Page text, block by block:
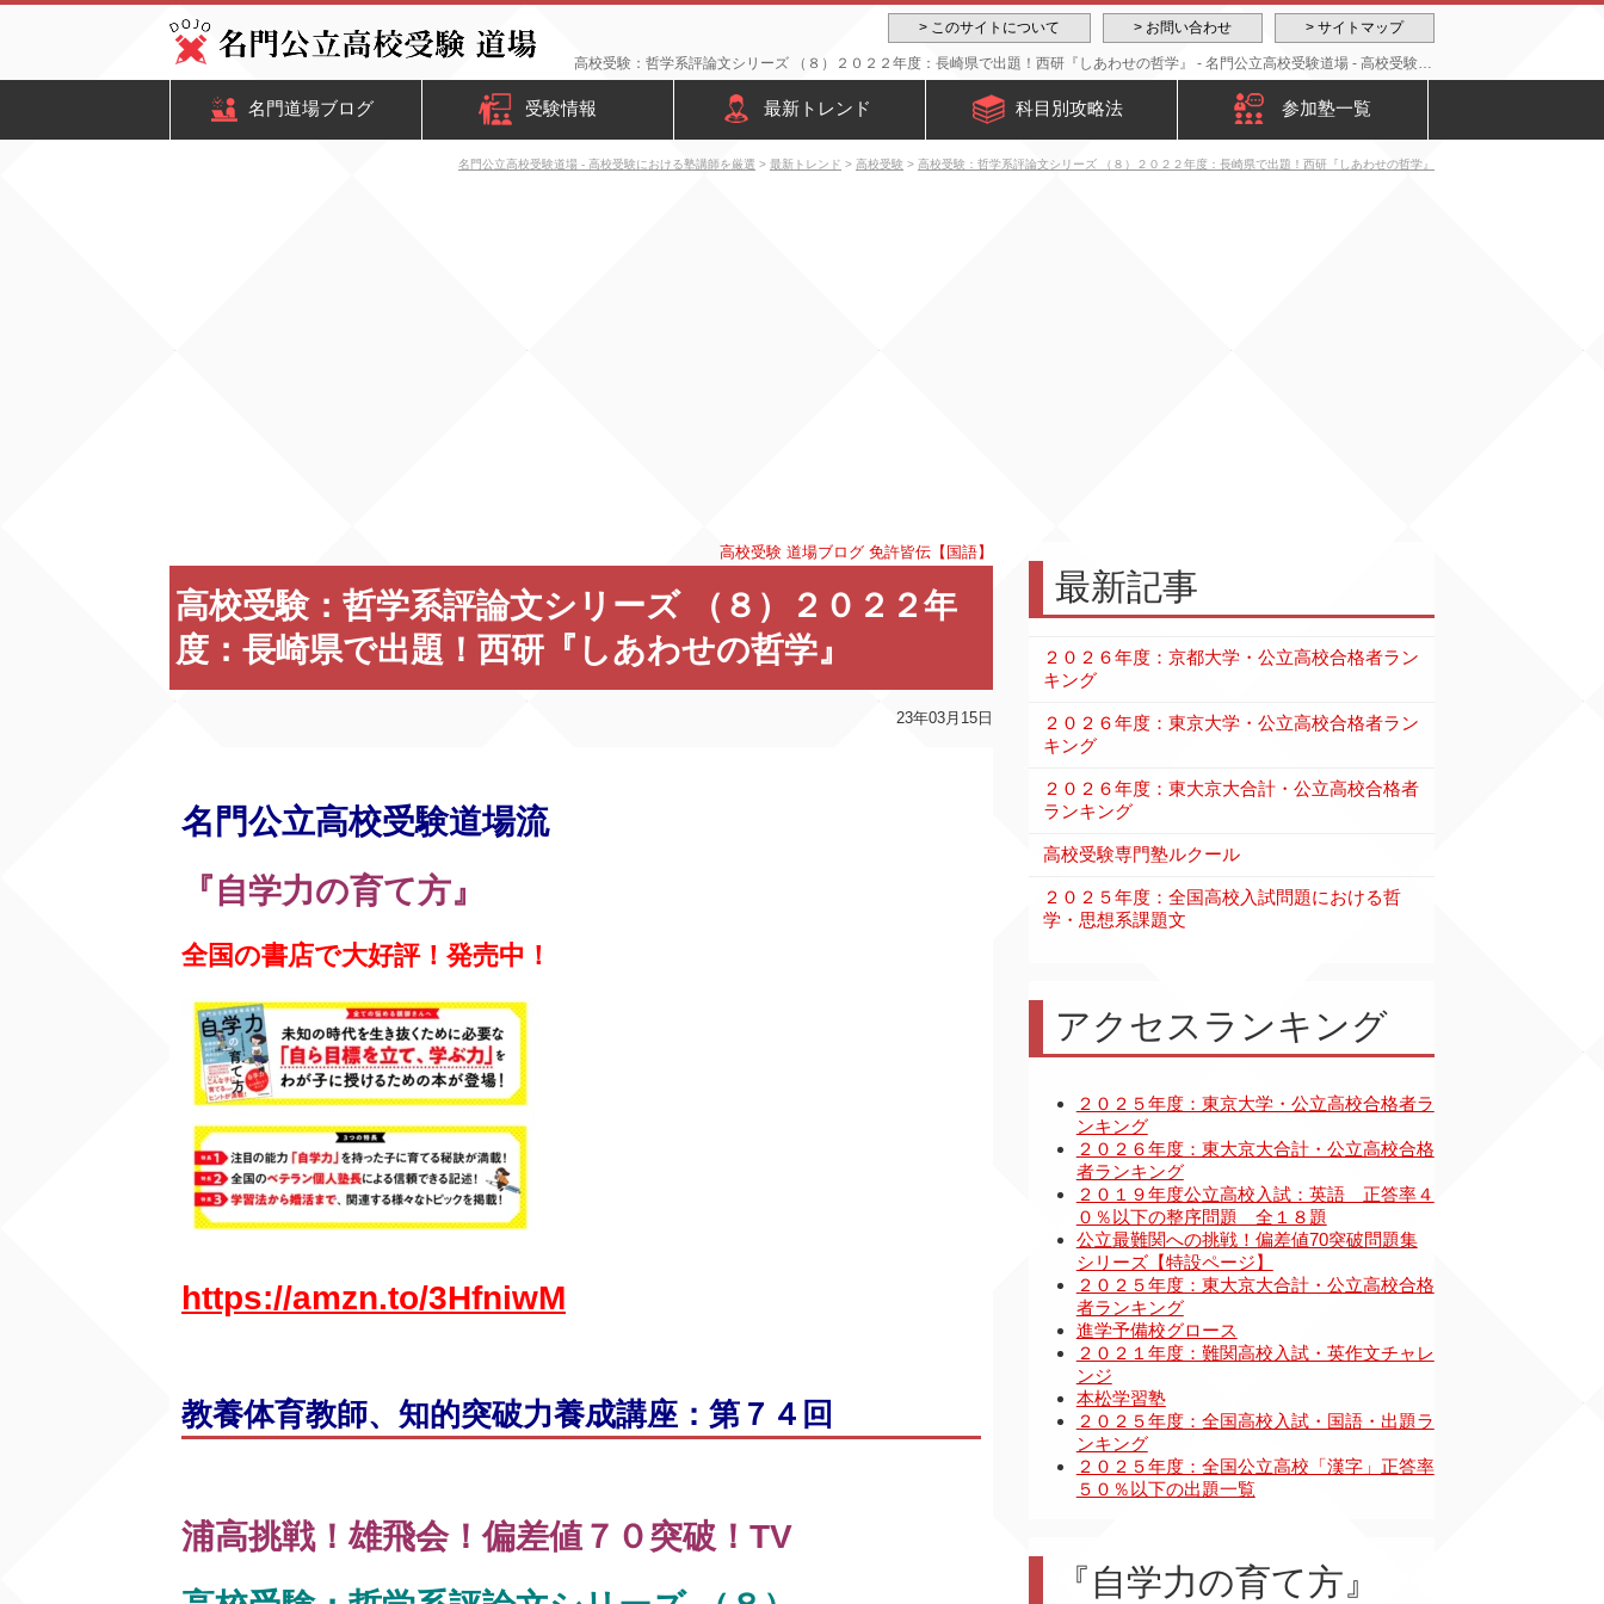
> サイトマップ
> お問い合わせ
> このサイトについて
高校受験：哲学系評論文シリーズ （８）２０２２年度：長崎県で出題！西研『しあわせの哲学』 - 名門公立高校受験道場 - 高校受験における塾講師を厳選
名門道場ブログ 受験情報 最新トレンド 科目別攻略法 参加塾一覧
名門公立高校受験道場 - 高校受験における塾講師を厳選 > 最新トレンド > 高校受験 > 高校受験：哲学系評論文シリーズ （８）２０２２年度：長崎県で出題！西研『しあわせの哲学』
高校受験 道場ブログ 免許皆伝【国語】
高校受験：哲学系評論文シリーズ （８）２０２２年
度：長崎県で出題！西研『しあわせの哲学』
23年03月15日
名門公立高校受験道場流
『自学力の育て方』
全国の書店で大好評！発売中！
https://amzn.to/3HfniwM
教養体育教師、知的突破力養成講座：第７４回
浦高挑戦！雄飛会！偏差値７０突破！TV
最新記事
２０２６年度：京都大学・公立高校合格者ラン
キング
２０２６年度：東京大学・公立高校合格者ラン
キング
２０２６年度：東大京大合計・公立高校合格者
ランキング
高校受験専門塾ルクール
２０２５年度：全国高校入試問題における哲
学・思想系課題文
アクセスランキング
『自学力の育て方』